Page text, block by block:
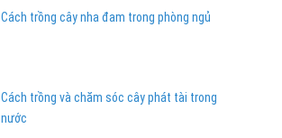
Cách trồng cây nha đam trong phòng ngủ
Cách trồng và chăm sóc cây phát tài trong
nước